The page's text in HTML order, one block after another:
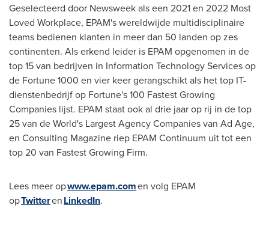
Geselecteerd door Newsweek als een 2021 en 2022 Most
Loved Workplace, EPAM's wereldwijde multidisciplinaire
teams bedienen klanten in meer dan 50 landen op zes
continenten. Als erkend leider is EPAM opgenomen in de
top 15 van bedrijven in Information Technology Services op
de Fortune 1000 en vier keer gerangschikt als het top IT-
dienstenbedrijf op Fortune's 100 Fastest Growing
Companies lijst. EPAM staat ook al drie jaar op rij in de top
25 van de World's Largest Agency Companies van Ad Age,
en Consulting Magazine riep EPAM Continuum uit tot een
top 20 van Fastest Growing Firm.
Lees meer opwww.epam.comen volg EPAM
opTwitterenLinkedIn.